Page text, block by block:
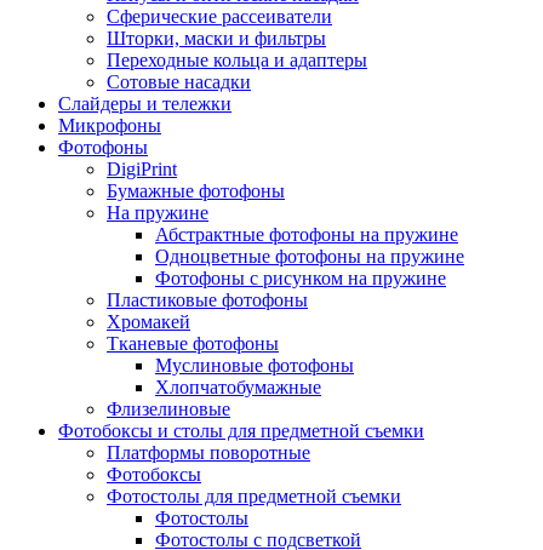
Сферические рассеиватели
Шторки, маски и фильтры
Переходные кольца и адаптеры
Сотовые насадки
Слайдеры и тележки
Микрофоны
Фотофоны
DigiPrint
Бумажные фотофоны
На пружине
Абстрактные фотофоны на пружине
Одноцветные фотофоны на пружине
Фотофоны с рисунком на пружине
Пластиковые фотофоны
Хромакей
Тканевые фотофоны
Муслиновые фотофоны
Хлопчатобумажные
Флизелиновые
Фотобоксы и столы для предметной съемки
Платформы поворотные
Фотобоксы
Фотостолы для предметной съемки
Фотостолы
Фотостолы с подсветкой